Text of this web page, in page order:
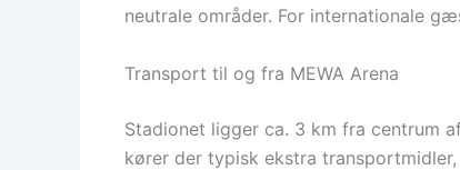
neutrale områder. For internationale
Transport til og fra MEWA Arena
Stadionet ligger ca. 3 km fra centrum
kører der typisk ekstra